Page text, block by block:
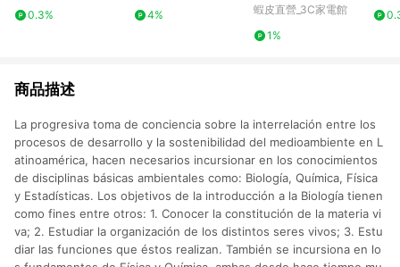
0.3%
4%
550 現貨 廠商直送
蝦皮直營_3C家電館
1%
商品描述
La progresiva toma de conciencia sobre la interrelación entre los
procesos de desarrollo y la sostenibilidad del medioambiente en L
atinoamérica, hacen necesarios incursionar en los conocimientos
de disciplinas básicas ambientales como: Biología, Química, Física
y Estadísticas. Los objetivos de la introducción a la Biología tienen
como fines entre otros: 1. Conocer la constitución de la materia vi
va; 2. Estudiar la organización de los distintos seres vivos; 3. Estu
diar las funciones que éstos realizan. También se incursiona en lo